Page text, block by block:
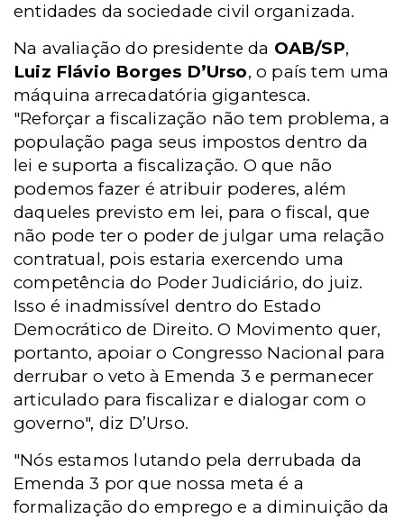
entidades da sociedade civil organizada.
Na avaliação do presidente da OAB/SP,
Luiz Flávio Borges D’Urso, o país tem uma
máquina arrecadatória gigantesca.
"Reforçar a fiscalização não tem problema, a
população paga seus impostos dentro da
lei e suporta a fiscalização. O que não
podemos fazer é atribuir poderes, além
daqueles previsto em lei, para o fiscal, que
não pode ter o poder de julgar uma relação
contratual, pois estaria exercendo uma
competência do Poder Judiciário, do juiz.
Isso é inadmissível dentro do Estado
Democrático de Direito. O Movimento quer,
portanto, apoiar o Congresso Nacional para
derrubar o veto à Emenda 3 e permanecer
articulado para fiscalizar e dialogar com o
governo", diz D’Urso.
"Nós estamos lutando pela derrubada da
Emenda 3 por que nossa meta é a
formalização do emprego e a diminuição da